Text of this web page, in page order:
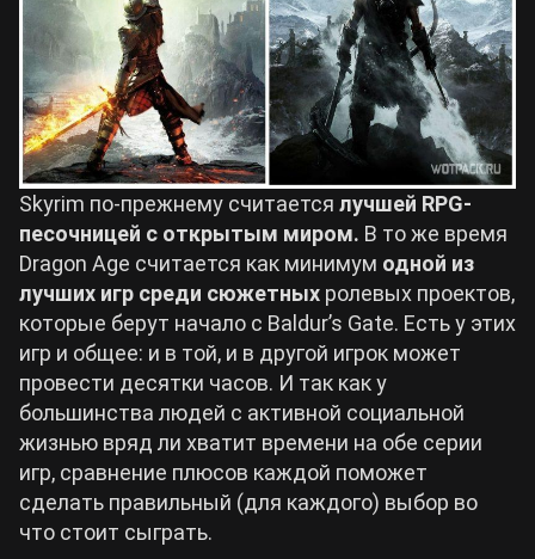
Hogwarts Legacy
Cyberpunk 2077
Все игры
Skyrim по-прежнему считается лучшей RPG-
песочницей с открытым миром. В то же время
Dragon Age считается как минимум одной из
лучших игр среди сюжетных ролевых проектов,
которые берут начало с Baldur’s Gate. Есть у этих
игр и общее: и в той, и в другой игрок может
провести десятки часов. И так как у
большинства людей с активной социальной
жизнью вряд ли хватит времени на обе серии
игр, сравнение плюсов каждой поможет
сделать правильный (для каждого) выбор во
что стоит сыграть.